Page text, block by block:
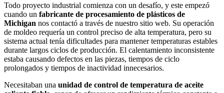
Todo proyecto industrial comienza con un desafío, y este empezó
cuando un fabricante de procesamiento de plásticos de
Michigan nos contactó a través de nuestro sitio web. Su operación
de moldeo requería un control preciso de alta temperatura, pero su
sistema actual tenía dificultades para mantener temperaturas estables
durante largos ciclos de producción. El calentamiento inconsistente
estaba causando defectos en las piezas, tiempos de ciclo
prolongados y tiempos de inactividad innecesarios.
Necesitaban una unidad de control de temperatura de aceite